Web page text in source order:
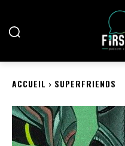
ACCUEIL SUPERFRIENDS